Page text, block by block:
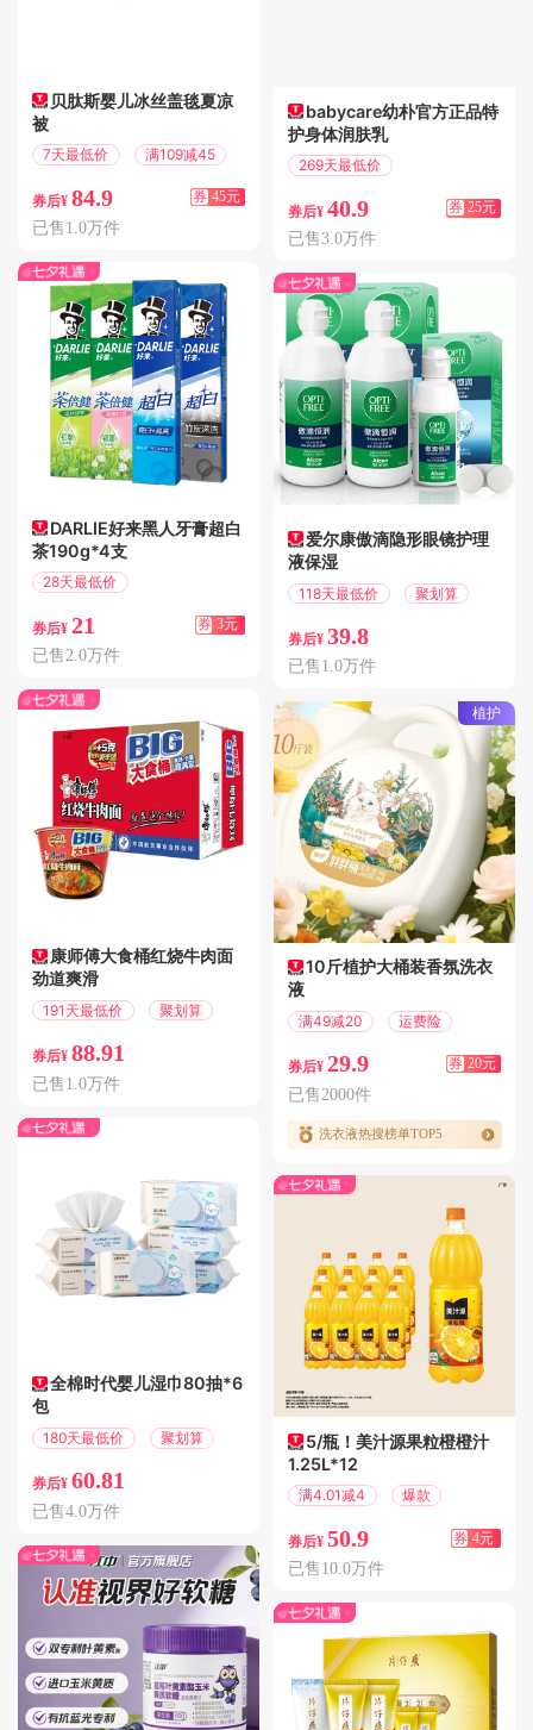
贝肽斯婴儿冰丝盖毯夏凉
被
7天最低价 满109减45
券后¥ 84.9 券 45元
已售1.0万件
DARLIE好来黑人牙膏超白
茶190g*4支
28天最低价
券后¥ 21 券 3元
已售2.0万件
康师傅大食桶红烧牛肉面
劲道爽滑
191天最低价 聚划算
券后¥ 88.91
已售1.0万件
全棉时代婴儿湿巾80抽*6
包
180天最低价 聚划算
券后¥ 60.81
已售4.0万件
babycare幼朴官方正品特
护身体润肤乳
269天最低价
券后¥ 40.9 券 25元
已售3.0万件
爱尔康傲滴隐形眼镜护理
液保湿
118天最低价 聚划算
券后¥ 39.8
已售1.0万件
植护
10斤植护大桶装香氛洗衣
液
满49减20 运费险
券后¥ 29.9 券 20元
已售2000件
洗衣液热搜榜单TOP5
5/瓶！美汁源果粒橙橙汁
1.25L*12
满4.01减4 爆款
券后¥ 50.9 券 4元
已售10.0万件